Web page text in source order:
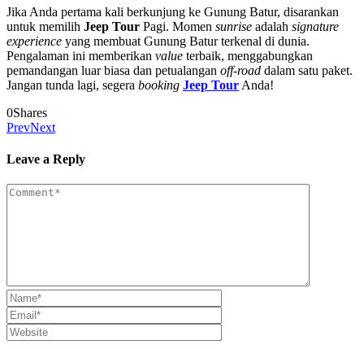
Jika Anda pertama kali berkunjung ke Gunung Batur, disarankan
untuk memilih Jeep Tour Pagi. Momen sunrise adalah signature
experience yang membuat Gunung Batur terkenal di dunia.
Pengalaman ini memberikan value terbaik, menggabungkan
pemandangan luar biasa dan petualangan off-road dalam satu paket.
Jangan tunda lagi, segera booking Jeep Tour Anda!
0Shares
PrevNext
Leave a Reply